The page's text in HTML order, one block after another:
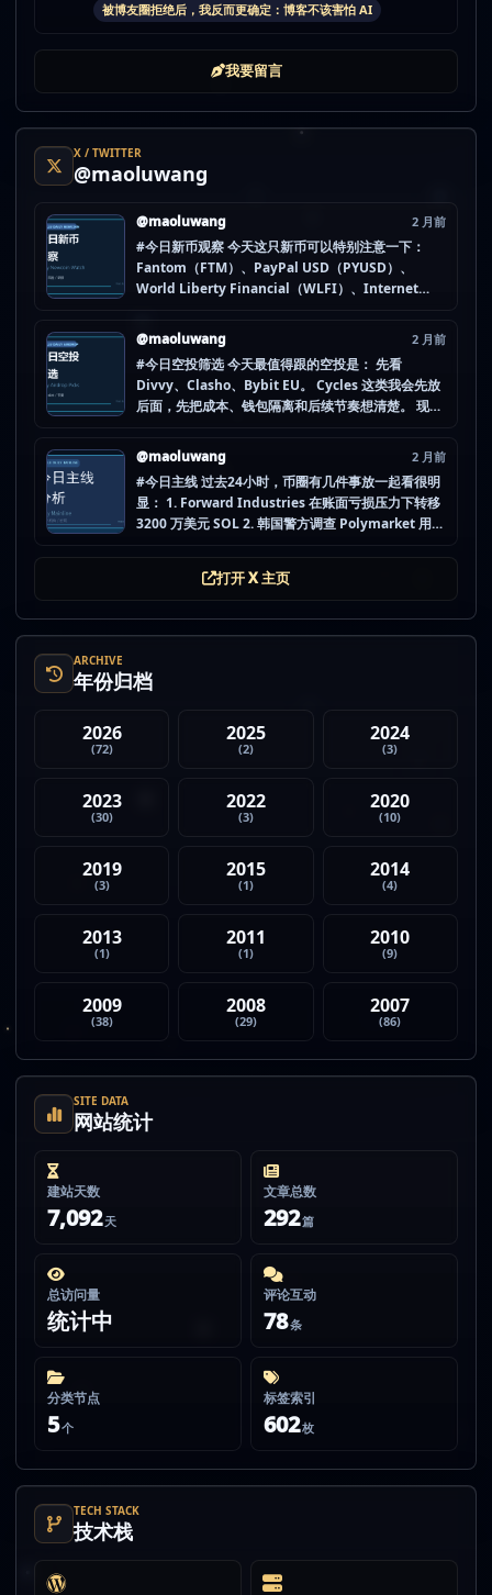
被博友圈拒绝后，我反而更确定：博客不该害怕 AI
我要留言
X / TWITTER
@maoluwang
@maoluwang 2 月前
#今日新币观察 今天这只新币可以特别注意一下：
Fantom（FTM）、PayPal USD（PYUSD）、
World Liberty Financial（WLFI）、Internet
而是更像“热度是不是在回流”的样本。 这种时候最怕
把...
@maoluwang 2 月前
#今日空投筛选 今天最值得跟的空投是： 先看
Divvy、Clasho、Bybit EU。 Cycles 这类我会先放
后面，先把成本、钱包隔离和后续节奏想清楚。 现在
都没做扎实。 mao.lu/today-airdrop-selecti… #空
投项目 #...
@maoluwang 2 月前
#今日主线 过去24小时，币圈有几件事放一起看很明
显： 1. Forward Industries 在账面亏损压力下转移
3200 万美元 SOL 2. 韩国警方调查 Polymarket 用户
打开 X 主页
ARCHIVE
年份归档
2026
(72)
2025
(2)
2024
(3)
2023
(30)
2022
(3)
2020
(10)
2019
(3)
2015
(1)
2014
(4)
2013
(1)
2011
(1)
2010
(9)
2009
(38)
2008
(29)
2007
(86)
SITE DATA
网站统计
建站天数
7,092 天
文章总数
292篇
总访问量
统计中
评论互动
78条
分类节点
5个
标签索引
602枚
TECH STACK
技术栈